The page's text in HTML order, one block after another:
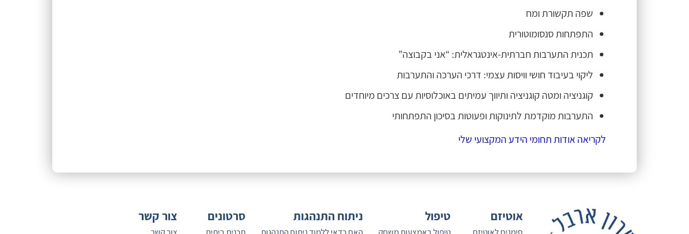
שפה תקשורת ומח
התפתחות סנסומוטורית
תכנית התערבות חברתית-אינטגראלית: “אני בקבוצה”
ליקוי בעיבוד חושי וויסות עצמי: דרכי הערכה והתערבות
קוגניציה ומטה קוגניציה ותיווך עמיתים באוכלוסיות עם צרכים מיוחדים
התערבות מוקדמת לתינוקות ופעוטות בסיכון התפתחותי
לקריאה אודות תחומי הידע המקצועי שלי
אוטיזם טיפול ניתוח התנהגות סרטונים צור קשר